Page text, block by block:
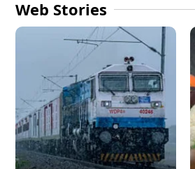
Web Stories